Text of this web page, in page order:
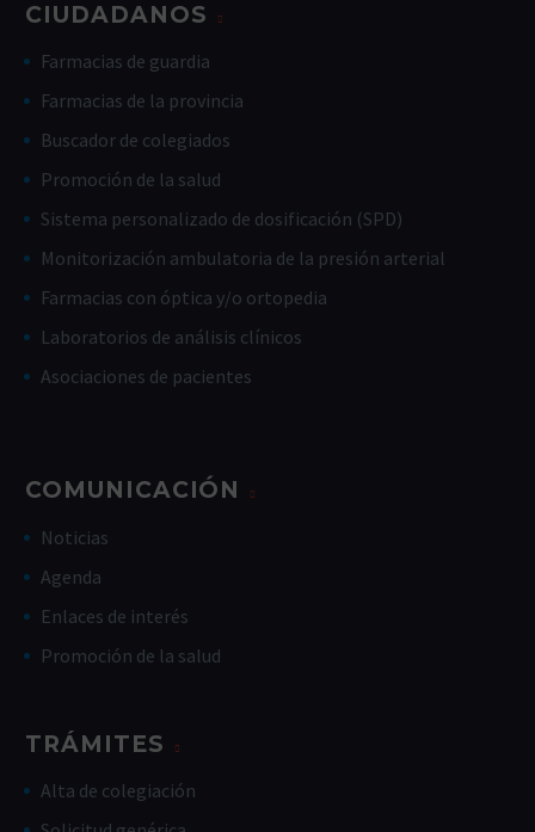
CIUDADANOS
Farmacias de guardia
Farmacias de la provincia
Buscador de colegiados
Promoción de la salud
Sistema personalizado de dosificación (SPD)
Monitorización ambulatoria de la presión arterial
Farmacias con óptica y/o ortopedia
Laboratorios de análisis clínicos
Asociaciones de pacientes
COMUNICACIÓN
Noticias
Agenda
Enlaces de interés
Promoción de la salud
TRÁMITES
Alta de colegiación